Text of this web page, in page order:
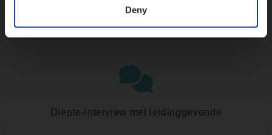
Deny
Assessment
Diepte-interview met leidinggevende